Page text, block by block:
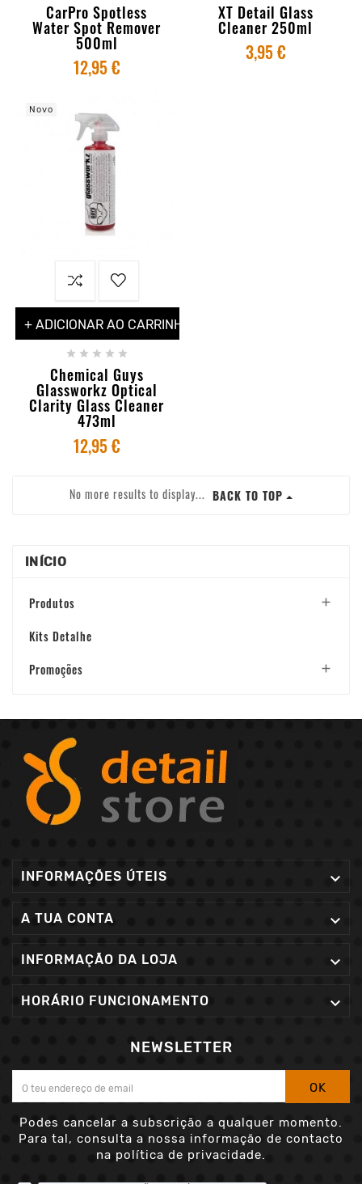
CarPro Spotless
Water Spot Remover
500ml
12,95 €
XT Detail Glass
Cleaner 250ml
3,95 €
Novo
+ ADICIONAR AO CARRINHO
    
Chemical Guys
Glassworkz Optical
Clarity Glass Cleaner
473ml
12,95 €
No more results to display... BACK TO TOP
INÍCIO
Produtos 
Kits Detalhe
Promoções

INFORMAÇÕES ÚTEIS 
A TUA CONTA 
INFORMAÇÃO DA LOJA 
HORÁRIO FUNCIONAMENTO 
NEWSLETTER
OK
Podes cancelar a subscrição a qualquer momento.
Para tal, consulta a nossa informação de contacto
na política de privacidade.